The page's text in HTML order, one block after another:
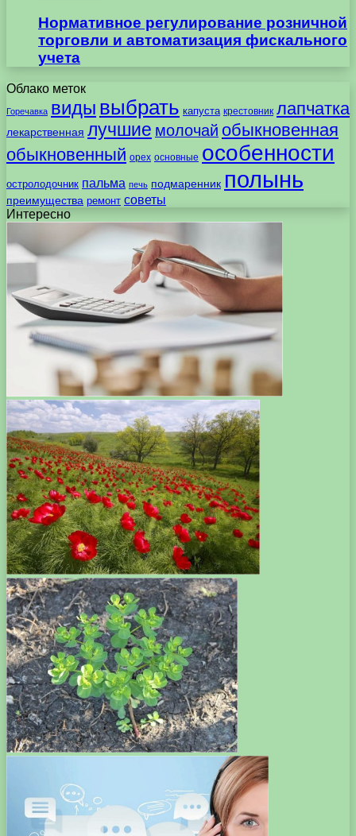
Нормативное регулирование розничной
торговли и автоматизация фискального
учета
Облако меток
Горечавка виды выбрать капуста крестовник лапчатка
лекарственная лучшие молочай обыкновенная
обыкновенный орех основные особенности
остролодочник пальма печь подмаренник полынь
преимущества ремонт советы
Интересно